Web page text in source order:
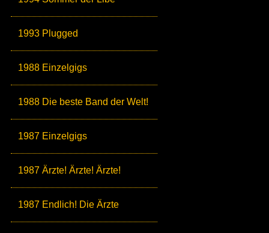
1993 Plugged
1988 Einzelgigs
1988 Die beste Band der Welt!
1987 Einzelgigs
1987 Ärzte! Ärzte! Ärzte!
1987 Endlich! Die Ärzte